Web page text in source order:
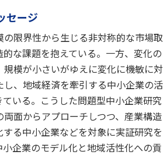
セージ
限界性から生じる非対称的な市場取
な課題を抱えている。一方、変化の
模が小さいがゆえに変化に機敏に対
、地域経済を牽引する中小企業の活
いる。こうした問題型中小企業研究
面からアプローチしつつ、産業構造
る中小企業などを対象に実証研究を
企業のモデル化と地域活性化への貢